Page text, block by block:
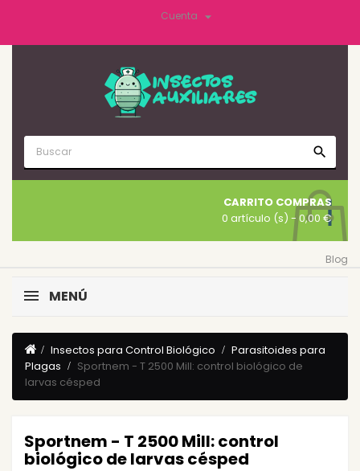
Cuenta 
search
CARRITO COMPRAS
0 artículo (s) - 0,00 €
Blog
MENÚ
Insectos para Control Biológico
Parasitoides para
Plagas
Sportnem - T 2500 Mill: control biológico de
larvas césped
Sportnem - T 2500 Mill: control
biológico de larvas césped